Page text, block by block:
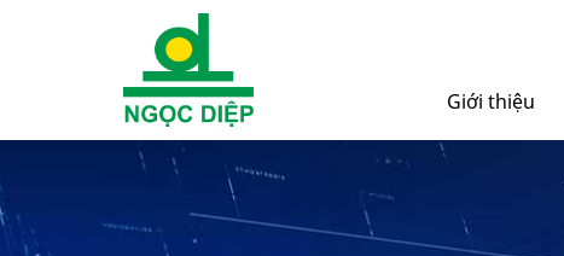
Giới thiệu